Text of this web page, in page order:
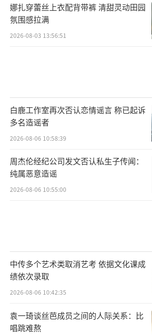
娜扎穿蕾丝上衣配背带裤 清甜灵动田园
氛围感拉满
2026-08-03 13:56:51
白鹿工作室再次否认恋情谣言 称已起诉
多名造谣者
2026-08-06 10:58:39
周杰伦经纪公司发文否认私生子传闻：
纯属恶意造谣
2026-08-06 10:55:00
中传多个艺术类取消艺考 依据文化课成
绩依次录取
2026-08-06 10:42:35
袁一琦谈丝芭成员之间的人际关系：比
唱跳难熬